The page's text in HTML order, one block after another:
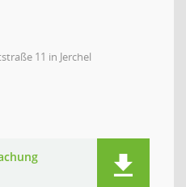
11 in Jerchel